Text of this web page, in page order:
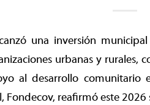
una inversión
urbanas y rurales,
al desarrollo
Fondecov, reafirmó este